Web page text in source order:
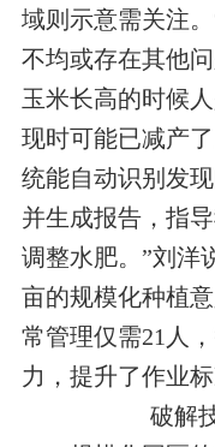
域则示意需关注
不均或存在其他
玉米长高的时候
现时可能已减产
统能自动识别发
并生成报告，指
调整水肥。”刘洋
亩的规模化种植
常管理仅需21人
力，提升了作业标
破解技